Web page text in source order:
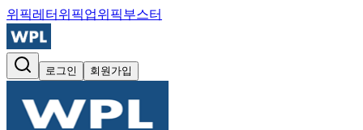
위픽레터 위픽업위픽부스터
로그인 회원가입